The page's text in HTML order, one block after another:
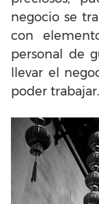
negocio se
con
personal de
llevar el
poder trabajar.